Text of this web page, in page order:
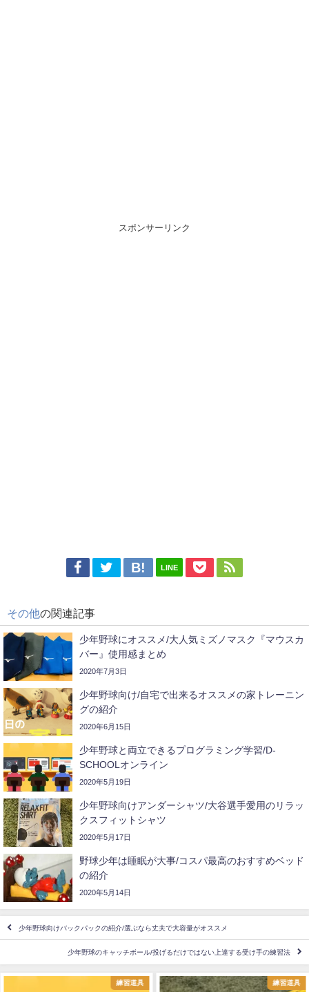
スポンサーリンク
LINE
その他の関連記事
少年野球にオススメ/大人気ミズノマスク『マウスカ
バー』使用感まとめ
2020年7月3日
少年野球向け/自宅で出来るオススメの家トレーニン
グの紹介
2020年6月15日
少年野球と両立できるプログラミング学習/D-
SCHOOLオンライン
2020年5月19日
少年野球向けアンダーシャツ/大谷選手愛用のリラッ
クスフィットシャツ
2020年5月17日
野球少年は睡眠が大事/コスパ最高のおすすめベッド
の紹介
2020年5月14日
少年野球向けバックパックの紹介/選ぶなら丈夫で大容量がオススメ
少年野球のキャッチボール/投げるだけではない上達する受け手の練習法
練習道具 練習道具